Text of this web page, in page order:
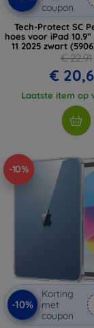
coupon
Tech-Protect SC
hoes voor iPad 10.9”
11 2025 zwart
€ 22,91
€
Laatste item op
-10%
-10%
Korting
met
coupon